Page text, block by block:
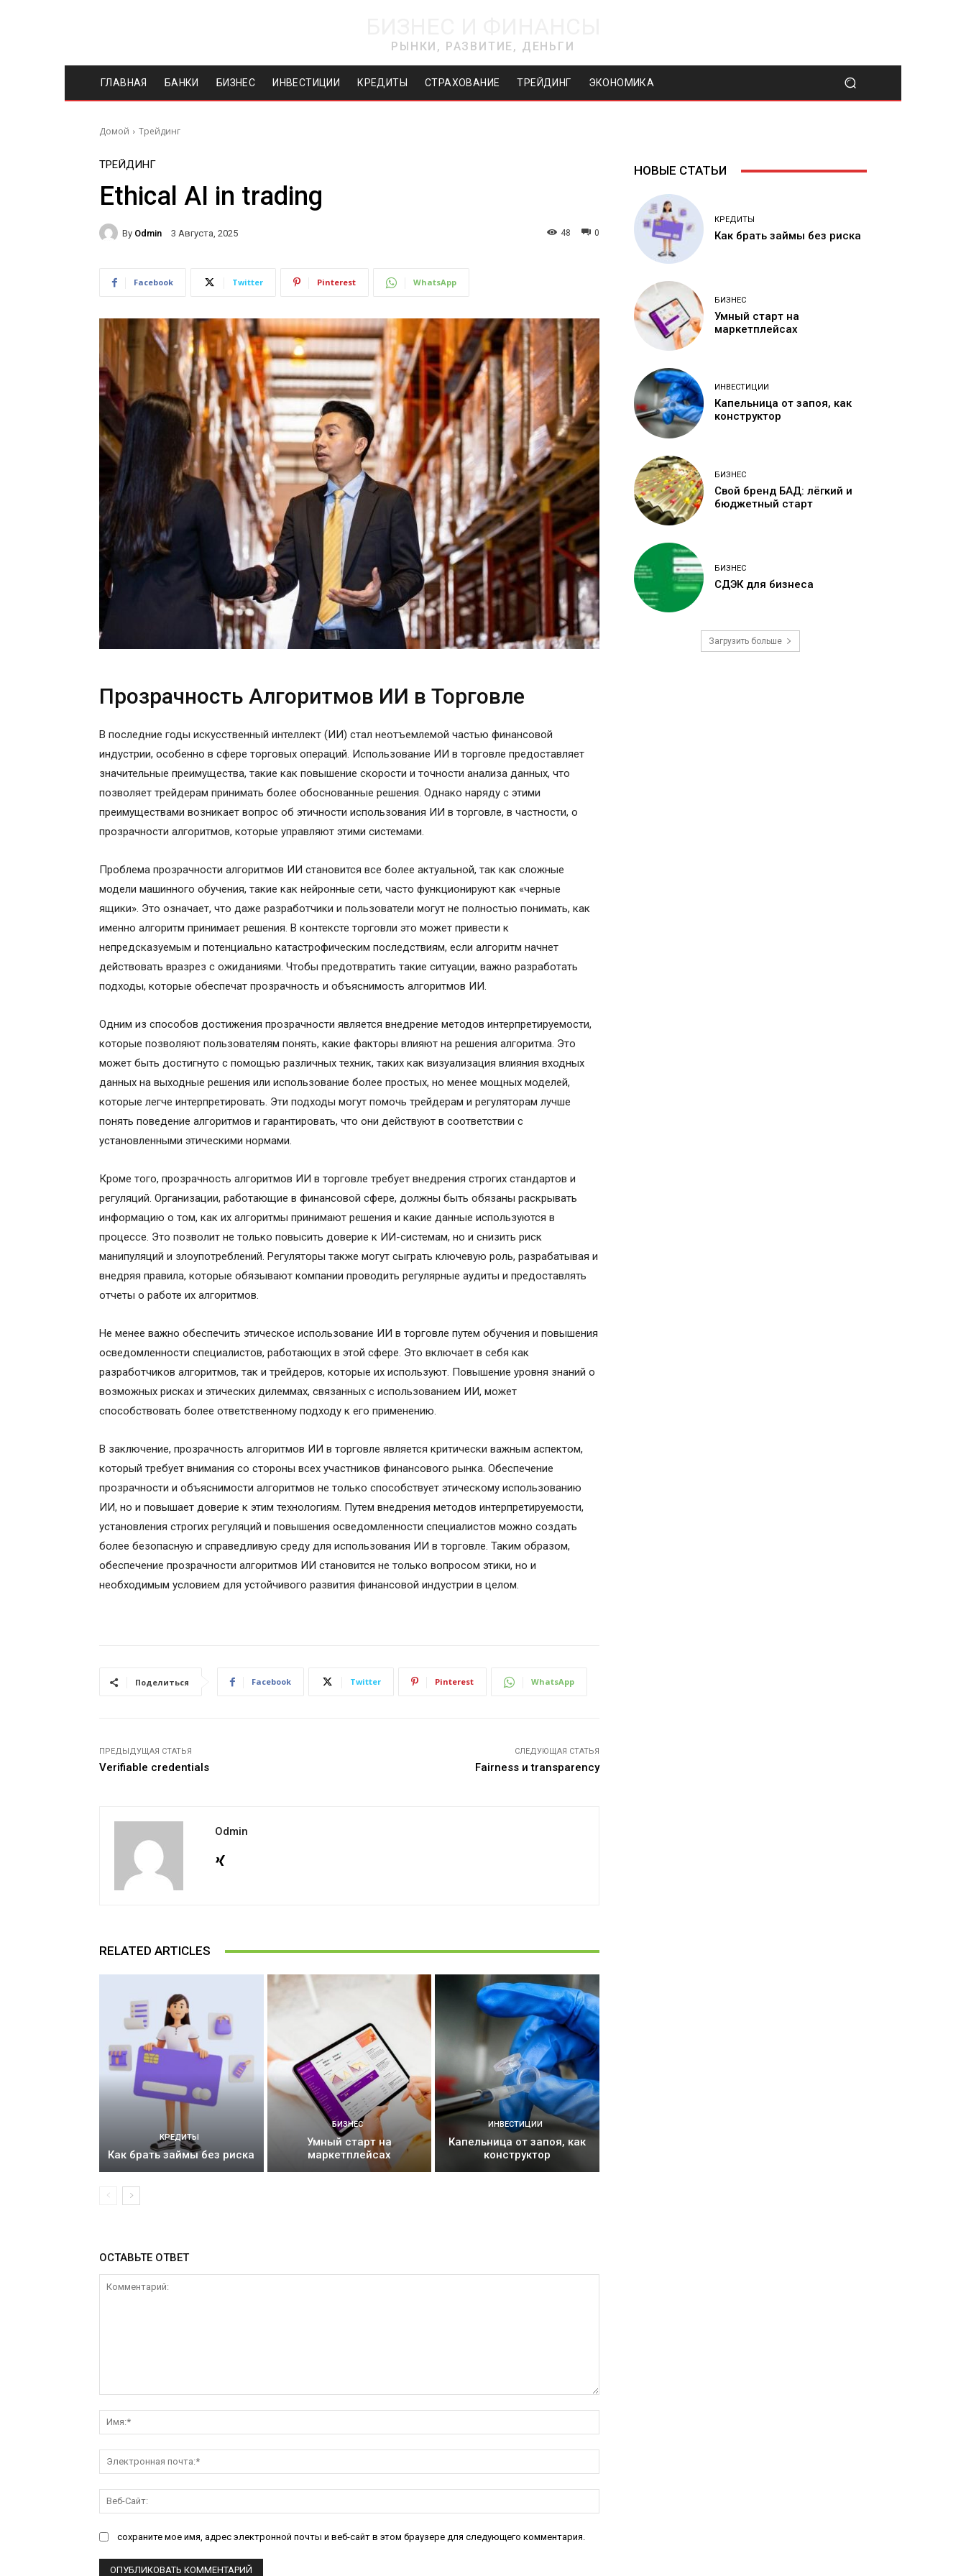
РЫНКИ, РАЗВИТИЕ, ДЕНЬГИ
ГЛАВНАЯ БАНКИ БИЗНЕС ИНВЕСТИЦИИ КРЕДИТЫ СТРАХОВАНИЕ ТРЕЙДИНГ ЭКОНОМИКА
Домой Трейдинг
ТРЕЙДИНГ
Ethical AI in trading
By Odmin 3 Августа, 2025 0
48
Facebook Twitter Pinterest WhatsApp
Прозрачность Алгоритмов ИИ в Торговле
В последние годы искусственный интеллект (ИИ) стал неотъемлемой частью финансовой
индустрии, особенно в сфере торговых операций. Использование ИИ в торговле предоставляет
значительные преимущества, такие как повышение скорости и точности анализа данных, что
позволяет трейдерам принимать более обоснованные решения. Однако наряду с этими
преимуществами возникает вопрос об этичности использования ИИ в торговле, в частности, о
прозрачности алгоритмов, которые управляют этими системами.
Проблема прозрачности алгоритмов ИИ становится все более актуальной, так как сложные
модели машинного обучения, такие как нейронные сети, часто функционируют как «черные
ящики». Это означает, что даже разработчики и пользователи могут не полностью понимать, как
именно алгоритм принимает решения. В контексте торговли это может привести к
непредсказуемым и потенциально катастрофическим последствиям, если алгоритм начнет
действовать вразрез с ожиданиями. Чтобы предотвратить такие ситуации, важно разработать
подходы, которые обеспечат прозрачность и объяснимость алгоритмов ИИ.
Одним из способов достижения прозрачности является внедрение методов интерпретируемости,
которые позволяют пользователям понять, какие факторы влияют на решения алгоритма. Это
может быть достигнуто с помощью различных техник, таких как визуализация влияния входных
данных на выходные решения или использование более простых, но менее мощных моделей,
которые легче интерпретировать. Эти подходы могут помочь трейдерам и регуляторам лучше
понять поведение алгоритмов и гарантировать, что они действуют в соответствии с
установленными этическими нормами.
Кроме того, прозрачность алгоритмов ИИ в торговле требует внедрения строгих стандартов и
регуляций. Организации, работающие в финансовой сфере, должны быть обязаны раскрывать
информацию о том, как их алгоритмы принимают решения и какие данные используются в
процессе. Это позволит не только повысить доверие к ИИ-системам, но и снизить риск
манипуляций и злоупотреблений. Регуляторы также могут сыграть ключевую роль, разрабатывая и
внедряя правила, которые обязывают компании проводить регулярные аудиты и предоставлять
отчеты о работе их алгоритмов.
Не менее важно обеспечить этическое использование ИИ в торговле путем обучения и повышения
осведомленности специалистов, работающих в этой сфере. Это включает в себя как
разработчиков алгоритмов, так и трейдеров, которые их используют. Повышение уровня знаний о
возможных рисках и этических дилеммах, связанных с использованием ИИ, может
способствовать более ответственному подходу к его применению.
В заключение, прозрачность алгоритмов ИИ в торговле является критически важным аспектом,
который требует внимания со стороны всех участников финансового рынка. Обеспечение
прозрачности и объяснимости алгоритмов не только способствует этическому использованию
ИИ, но и повышает доверие к этим технологиям. Путем внедрения методов интерпретируемости,
установления строгих регуляций и повышения осведомленности специалистов можно создать
более безопасную и справедливую среду для использования ИИ в торговле. Таким образом,
обеспечение прозрачности алгоритмов ИИ становится не только вопросом этики, но и
необходимым условием для устойчивого развития финансовой индустрии в целом.
Поделиться Facebook Twitter Pinterest WhatsApp
ПРЕДЫДУЩАЯ СТАТЬЯ
Verifiable credentials
СЛЕДУЮЩАЯ СТАТЬЯ
Fairness и transparency
Odmin
RELATED ARTICLES
КРЕДИТЫ
Как брать займы без риска
БИЗНЕС
Умный старт на
маркетплейсах
ИНВЕСТИЦИИ
Капельница от запоя, как
конструктор
ОСТАВЬТЕ ОТВЕТ
почта:*
Сайт:
сохраните мое имя, адрес электронной почты и веб-сайт в этом браузере для следующего комментария.
НОВЫЕ СТАТЬИ
КРЕДИТЫ
Как брать займы без риска
БИЗНЕС
Умный старт на
маркетплейсах
ИНВЕСТИЦИИ
Капельница от запоя, как
конструктор
БИЗНЕС
Свой бренд БАД: лёгкий и
бюджетный старт
БИЗНЕС
СДЭК для бизнеса
Загрузить больше